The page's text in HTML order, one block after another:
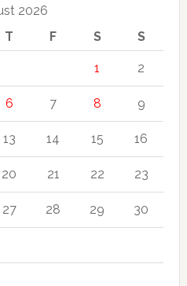
2026
T F S S
1 2
6 7 8 9
13 14 15 16
20 21 22 23
27 28 29 30